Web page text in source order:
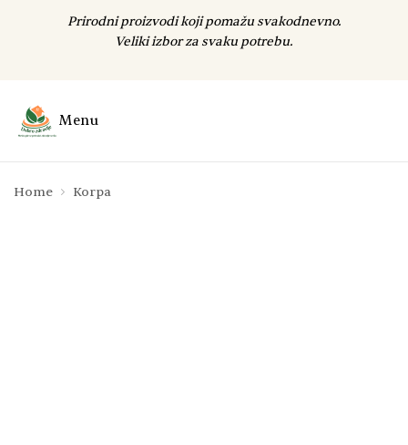
Prirodni proizvodi koji pomažu svakodnevno.
Veliki izbor za svaku potrebu.
Menu
Home Korpa